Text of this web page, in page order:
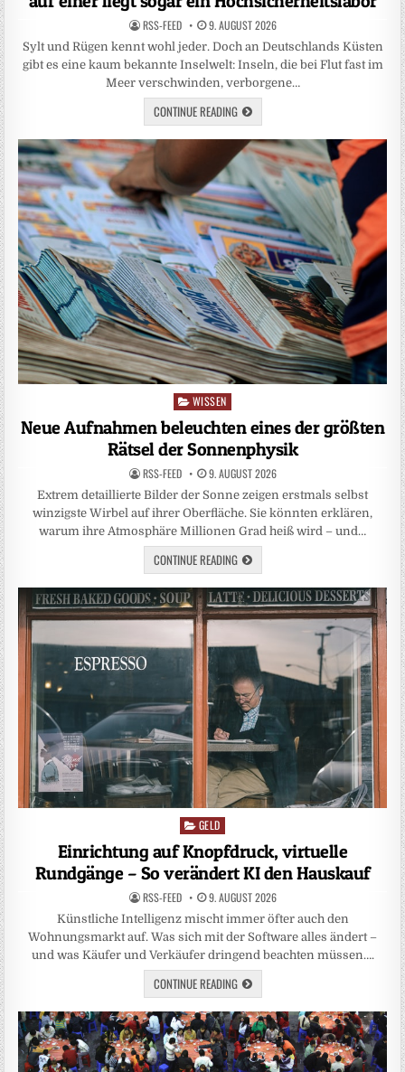
RSS-FEED 9. AUGUST 2026
Sylt und Rügen kennt wohl jeder. Doch an Deutschlands Küsten
gibt es eine kaum bekannte Inselwelt: Inseln, die bei Flut fast im
Meer verschwinden, verborgene…
CONTINUE READING
Posted
in
WISSEN
Neue Aufnahmen beleuchten eines der größten
Rätsel der Sonnenphysik
RSS-FEED 9. AUGUST 2026
Extrem detaillierte Bilder der Sonne zeigen erstmals selbst
winzigste Wirbel auf ihrer Oberfläche. Sie könnten erklären,
warum ihre Atmosphäre Millionen Grad heiß wird – und…
CONTINUE READING
Posted
in
GELD
Einrichtung auf Knopfdruck, virtuelle
Rundgänge – So verändert KI den Hauskauf
RSS-FEED 9. AUGUST 2026
Künstliche Intelligenz mischt immer öfter auch den
Wohnungsmarkt auf. Was sich mit der Software alles ändert –
und was Käufer und Verkäufer dringend beachten müssen….
CONTINUE READING